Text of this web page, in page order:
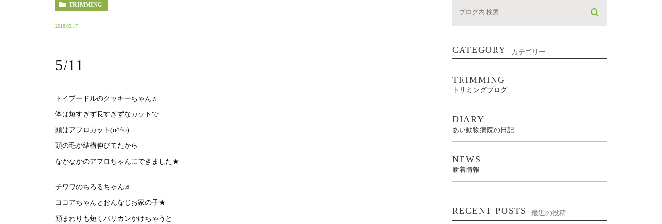
TRIMMING
2018.05.17
5/11
トイプードルのクッキーちゃん♬
体は短すぎず長すぎずなカットで
頭はアフロカット(o^^o)
頭の毛が結構伸びてたから
なかなかのアフロちゃんにできました★
チワワのちろるちゃん♬
ココアちゃんとおんなじお家の子★
顔まわりも短くバリカンかけちゃうと
CATEGORY カテゴリー
TRIMMING
トリミングブログ
DIARY
あい動物病院の日記
NEWS
新着情報
RECENT POSTS 最近の投稿